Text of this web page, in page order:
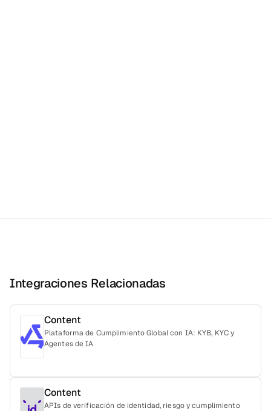
Integraciones Relacionadas
Content
Plataforma de Cumplimiento Global con IA: KYB, KYC y
Agentes de IA
Content
APIs de verificación de identidad, riesgo y cumplimiento